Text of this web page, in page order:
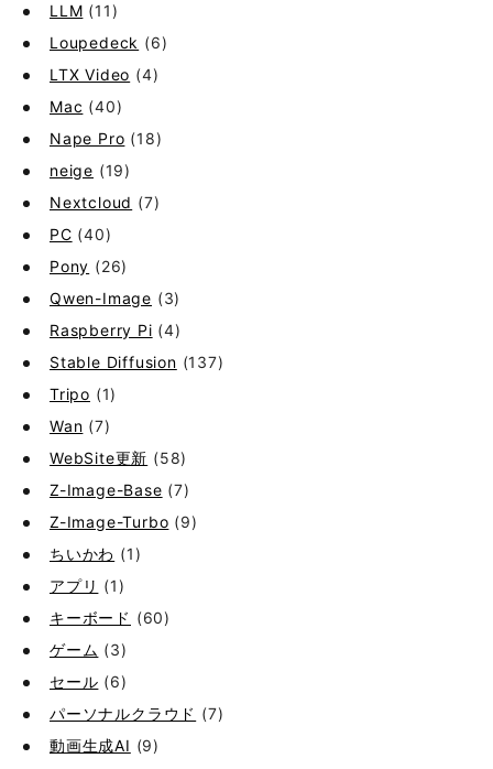
LLM (11)
Loupedeck (6)
LTX Video (4)
Mac (40)
Nape Pro (18)
neige (19)
Nextcloud (7)
PC (40)
Pony (26)
Qwen-Image (3)
Raspberry Pi (4)
Stable Diffusion (137)
Tripo (1)
Wan (7)
WebSite更新 (58)
Z-Image-Base (7)
Z-Image-Turbo (9)
ちいかわ (1)
アプリ (1)
キーボード (60)
ゲーム (3)
セール (6)
パーソナルクラウド (7)
動画生成AI (9)